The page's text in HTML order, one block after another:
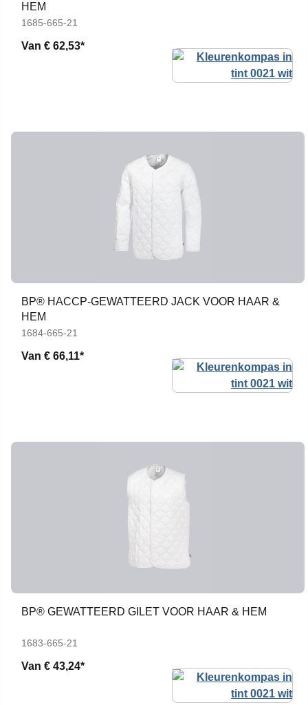
HEM
1685-665-21
Van € 62,53*
BP® HACCP-GEWATTEERD JACK VOOR HAAR &
HEM
1684-665-21
Van € 66,11*
BP® GEWATTEERD GILET VOOR HAAR & HEM
1683-665-21
Van € 43,24*